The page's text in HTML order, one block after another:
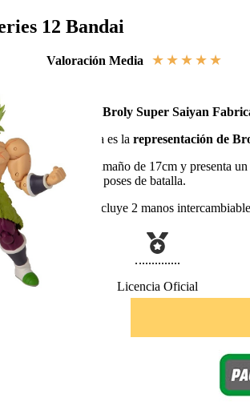
12 Bandai
Valoración Media ★ ★ ★ ★ ★
Figura de Broly Super Saiyan
Esta Figura es larepresentación de
Tiene un tamaño de 17cm y presenta
numerosas poses de batalla.
Además incluye 2 manos
Licencia Oficial